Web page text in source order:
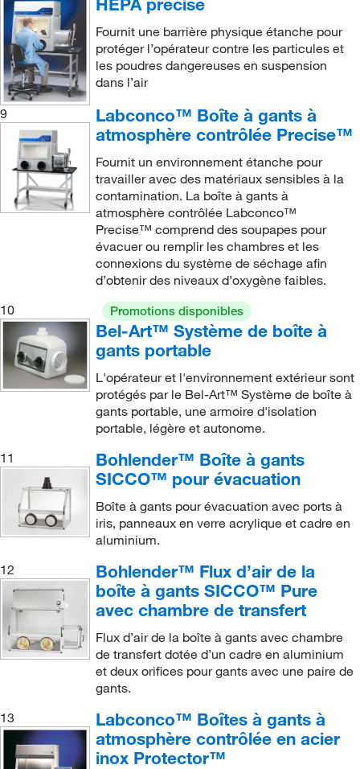
HEPA précise
Fournit une barrière physique étanche pour
protéger l’opérateur contre les particules et
les poudres dangereuses en suspension
dans l’air
9
Labconco™ Boîte à gants à
atmosphère contrôlée Precise™
Fournit un environnement étanche pour
travailler avec des matériaux sensibles à la
contamination. La boîte à gants à
atmosphère contrôlée Labconco™
Precise™ comprend des soupapes pour
évacuer ou remplir les chambres et les
connexions du système de séchage afin
d’obtenir des niveaux d’oxygène faibles.
10
Promotions disponibles
Bel-Art™ Système de boîte à
gants portable
L'opérateur et l'environnement extérieur sont
protégés par le Bel-Art™ Système de boîte à
gants portable, une armoire d'isolation
portable, légère et autonome.
11
Bohlender™ Boîte à gants
SICCO™ pour évacuation
Boîte à gants pour évacuation avec ports à
iris, panneaux en verre acrylique et cadre en
aluminium.
12
Bohlender™ Flux d’air de la
boîte à gants SICCO™ Pure
avec chambre de transfert
Flux d’air de la boîte à gants avec chambre
de transfert dotée d’un cadre en aluminium
et deux orifices pour gants avec une paire de
gants.
13
Labconco™ Boîtes à gants à
atmosphère contrôlée en acier
inox Protector™